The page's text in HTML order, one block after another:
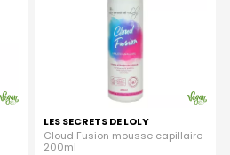
LES SECRETS DE LOLY
Cloud Fusion mousse capillaire
200ml